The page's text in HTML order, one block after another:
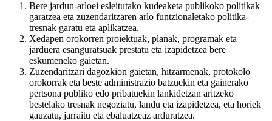
Bere jardun-arloei esleitutako kudeaketa publikoko politikak
garatzea eta zuzendaritzaren arlo funtzionaletako politika-
tresnak garatu eta aplikatzea.
Xedapen orokorren proiektuak, planak, programak eta
jarduera esanguratsuak prestatu eta izapidetzea bere
eskumeneko gaietan.
Zuzendaritzari dagozkion gaietan, hitzarmenak, protokolo
orokorrak eta beste administrazio batzuekin eta gainerako
pertsona publiko edo pribatuekin lankidetzan aritzeko
bestelako tresnak negoziatu, landu eta izapidetzea, eta horiek
gauzatu, jarraitu eta ebaluatzeaz arduratzea.